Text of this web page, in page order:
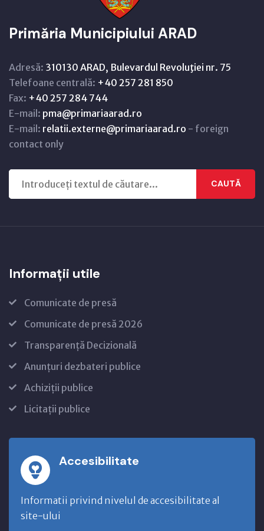
Primăria Municipiului ARAD
Adresă: 310130 ARAD, Bulevardul Revoluţiei nr. 75
Telefoane centrală: +40 257 281 850
Fax: +40 257 284 744
E-mail: pma@primariaarad.ro
E-mail: relatii.externe@primariaarad.ro - foreign
contact only
CAUTĂ
Informații utile
Comunicate de presă
Comunicate de presă 2026
Transparență Decizională
Anunțuri dezbateri publice
Achiziții publice
Licitații publice
Accesibilitate
Informatii privind nivelul de accesibilitate al
site-ului